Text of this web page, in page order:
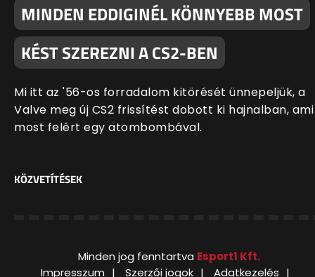
MINDEN EDDIGINÉL KÖNNYEBB MOST
KÉST SZEREZNI A CS2-BEN
Mi itt az '56-os forradalom kitörését ünnepeljük, a
Valve meg új CS2 frissítést dobott ki hajnalban, ami
most felért egy atombombával.
KÖZVETÍTÉSEK
Minden jog fenntartva Esport1 Kft.
Impresszum
Szerzői jogok
Adatkezelés